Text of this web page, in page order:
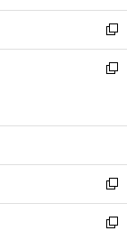
開
く
ウ
で
開
く
ン
ド
ウ
で
ウ
ィ
ン
ド
開
新
し
い
ン
ウ
で
開
く
新
ウ
ン
ド
ウ
で
新
し
い
新